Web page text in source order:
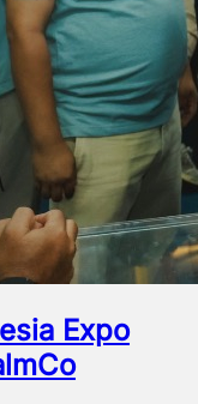
Expo